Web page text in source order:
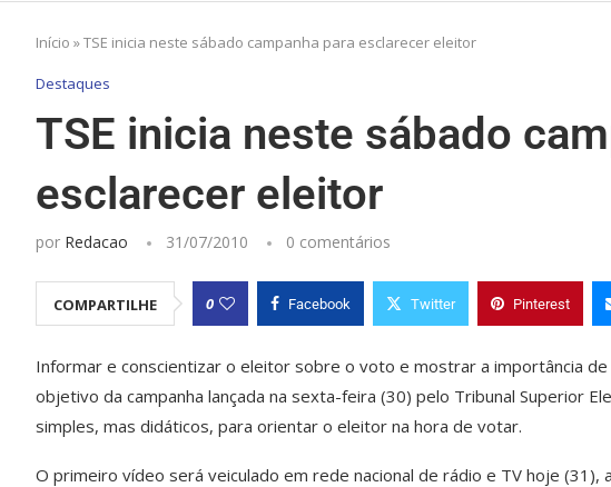
Início »TSE inicia neste sábado campanha para esclarecer eleitor
Destaques
TSE inicia neste sábado
esclarecer eleitor
por Redacao 31/07/2010 0 comentários
COMPARTILHE 0 Facebook Twitter Pinterest
Informar e conscientizar o eleitor sobre o voto e mostrar a importância
objetivo da campanha lançada na sexta-feira (30) pelo Tribunal Superior
simples, mas didáticos, para orientar o eleitor na hora de votar.
O primeiro vídeo será veiculado em rede nacional de rádio e TV hoje